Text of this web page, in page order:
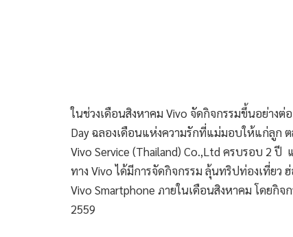
ในช่วงเดือนสิงหาคม Vivo จัดกิจกรรมขึ้นอย่างต่
Day ฉลองเดือนแห่งความรักที่แม่มอบให้แก่ลูก
Vivo Service (Thailand) Co.,Ltd ครบรอบ 2
ทาง Vivo ได้มีการจัดกิจกรรม ลุ้นทริปท่องเที่ยว
Vivo Smartphone ภายในเดือนสิงหาคม โดยกิ
2559